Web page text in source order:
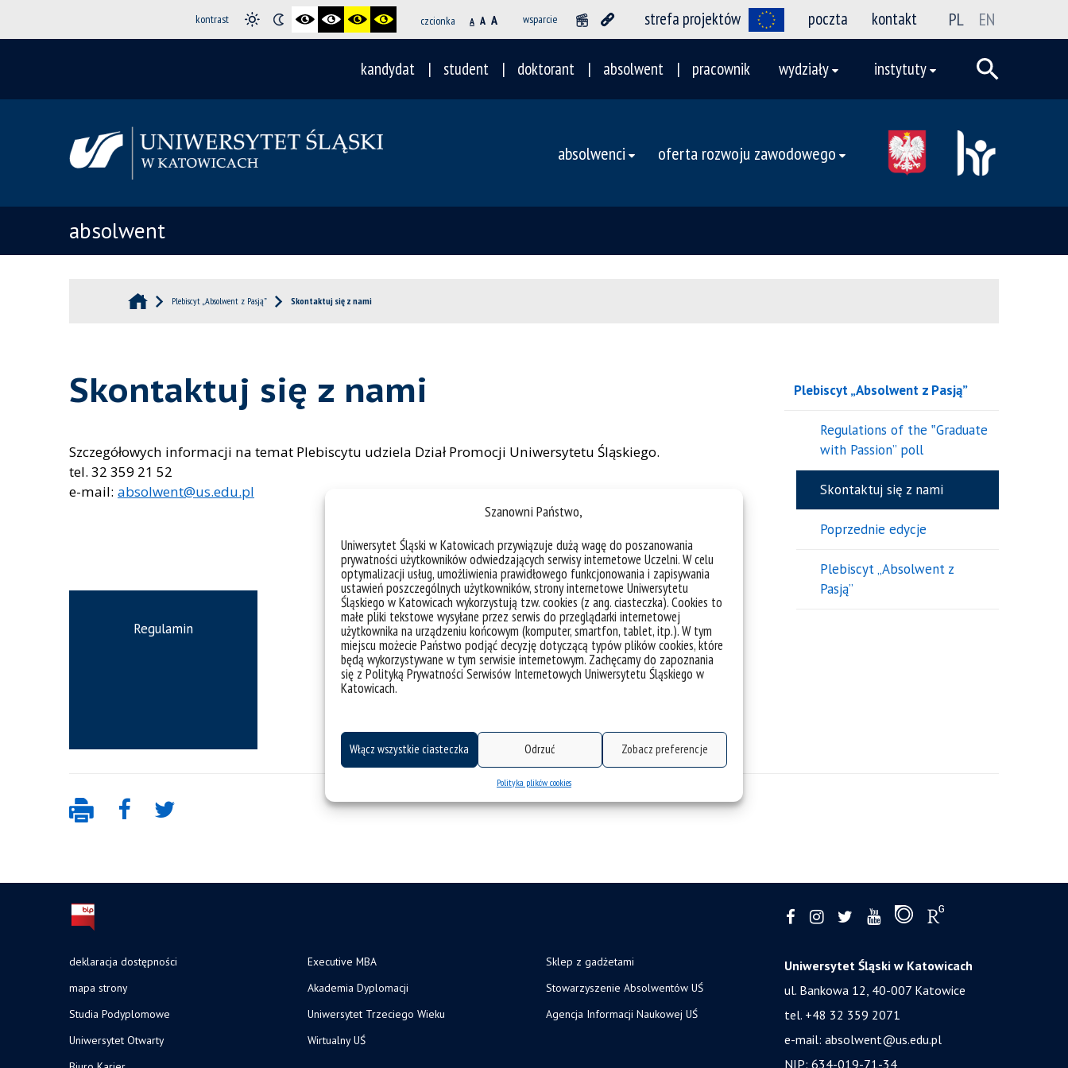
Szanowni Państwo,
Uniwersytet Śląski w Katowicach przywiązuje dużą wagę do poszanowania
prywatności użytkowników odwiedzających serwisy internetowe Uczelni. W celu
optymalizacji usług, umożliwienia prawidłowego funkcjonowania i zapisywania
ustawień poszczególnych użytkowników, strony internetowe Uniwersytetu
Śląskiego w Katowicach wykorzystują tzw. cookies (z ang. ciasteczka). Cookies to
małe pliki tekstowe wysyłane przez serwis do przeglądarki internetowej
użytkownika na urządzeniu końcowym (komputer, smartfon, tablet, itp.). W tym
miejscu możecie Państwo podjąć decyzję dotyczącą typów plików cookies, które
będą wykorzystywane w tym serwisie internetowym. Zachęcamy do zapoznania
się z Polityką Prywatności Serwisów Internetowych Uniwersytetu Śląskiego w
Katowicach.
Włącz wszystkie ciasteczka Odrzuć Zobacz preferencje
Polityka plików cookies
kontrast czcionka A A A wsparcie strefa projektów poczta kontakt PL EN
kandydat student doktorant absolwent pracownik wydziały instytuty
absolwenci oferta rozwoju zawodowego
absolwent
Plebiscyt „Absolwent z Pasją” Skontaktuj się z nami
Skontaktuj się z nami
Szczegółowych informacji na temat Plebiscytu udziela Dział Promocji Uniwersytetu Śląskiego.
tel. 32 359 21 52
e-mail: absolwent@us.edu.pl
Regulamin
Plebiscyt „Absolwent z Pasją”
Regulations of the ‟Graduate
with Passion” poll
Skontaktuj się z nami
Poprzednie edycje
Plebiscyt „Absolwent z
Pasją”
deklaracja dostępności
mapa strony
Studia Podyplomowe
Uniwersytet Otwarty
Executive MBA
Akademia Dyplomacji
Uniwersytet Trzeciego Wieku
Wirtualny UŚ
Sklep z gadżetami
Stowarzyszenie Absolwentów UŚ
Agencja Informacji Naukowej UŚ
Uniwersytet Śląski w Katowicach
ul. Bankowa 12, 40-007 Katowice
tel. +48 32 359 2071
e-mail: absolwent@us.edu.pl
NIP: 634-019-71-34